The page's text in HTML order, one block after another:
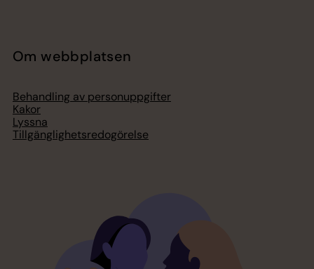
Om webbplatsen
Behandling av personuppgifter
Kakor
Lyssna
Tillgänglighetsredogörelse